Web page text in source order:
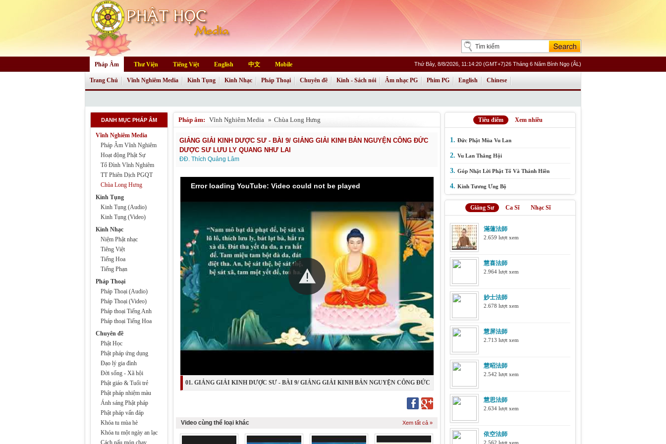
Pháp Âm Thư Viện Tiếng Việt English 中文 Mobile Thứ Bảy, 8/8/2026, 11:14:20 (GMT+7)26 Tháng 6 Năm Bính Ngọ (ÂL)
Trang Chủ Vĩnh Nghiêm Media Kinh Tụng Kinh Nhạc Pháp Thoại Chuyên đề Kinh - Sách nói Âm nhạc PG Phim PG English Chinese
DANH MỤC PHÁP ÂM
Vĩnh Nghiêm Media
Pháp Âm Vĩnh Nghiêm
Hoạt động Phật Sự
Tổ Đình Vĩnh Nghiêm
TT Phiên Dịch PGQT
Chùa Long Hưng
Kinh Tụng
Kinh Tụng (Audio)
Kinh Tụng (Video)
Kinh Nhạc
Niệm Phật nhạc
Tiêng Việt
Tiếng Hoa
Tiếng Phạn
Pháp Thoại
Pháp Thoại (Audio)
Pháp Thoại (Video)
Pháp thoại Tiếng Anh
Pháp thoại Tiếng Hoa
Chuyên đề
Phật Học
Phật pháp ứng dụng
Đạo lý gia đình
Đời sống - Xã hội
Phật giáo & Tuổi trẻ
Phật pháp nhiệm màu
Ánh sáng Phật pháp
Phật pháp vấn đáp
Khóa tu mùa hè
Khóa tu một ngày an lạc
Cách nấu món chay
Pháp âm: Vĩnh Nghiêm Media » Chùa Long Hưng
GIẢNG GIẢI KINH DƯỢC SƯ - BÀI 9/ GIẢNG GIẢI KINH BẢN NGUYỆN CÔNG ĐỨC
DƯỢC SƯ LƯU LY QUANG NHƯ LAI
ĐĐ. Thích Quảng Lâm
Error loading YouTube: Video could not be played
01. GIẢNG GIẢI KINH DƯỢC SƯ - BÀI 9/ GIẢNG GIẢI KINH BẢN NGUYỆN CÔNG ĐỨC
Video cùng thể loại khác Xem tất cả »
Tiêu điểm Xem nhiều
1. Đức Phật Mùa Vu Lan
2. Vu Lan Thắng Hội
3. Góp Nhặt Lời Phật Tổ Và Thánh Hiền
4. Kinh Tương Ưng Bộ
Giảng Sư Ca Sĩ Nhạc Sĩ
滿蓮法師
2.659 lượt xem
慧喜法師
2.964 lượt xem
妙士法師
2.678 lượt xem
慧屏法師
2.713 lượt xem
慧昭法師
2.542 lượt xem
慧思法師
2.634 lượt xem
依空法師
2.562 lượt xem